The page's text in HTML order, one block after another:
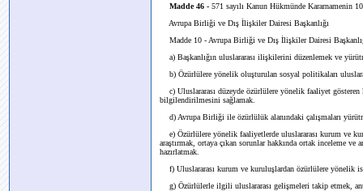
Madde 46 - 571 sayılı Kanun Hükmünde Kararnamenin
Avrupa Birliği ve Dış İlişkiler Dairesi Başkanlığı
Madde 10 - Avrupa Birliği ve Dış İlişkiler Dairesi
a) Başkanlığın uluslararası ilişkilerini düzenlemek ve
b) Özürlülere yönelik oluşturulan sosyal politikaları
c) Uluslararası düzeyde özürlülere yönelik faaliyet
bilgilendirilmesini sağlamak.
d) Avrupa Birliği ile özürlülük alanındaki çalışmaları
e) Özürlülere yönelik faaliyetlerde uluslararası kurum ve
araştırmak, ortaya çıkan sorunlar hakkında ortak inceleme
hazırlatmak.
f) Uluslararası kurum ve kuruluşlardan özürlülere yönelik
g) Özürlülerle ilgili uluslararası gelişmeleri takip etmek,